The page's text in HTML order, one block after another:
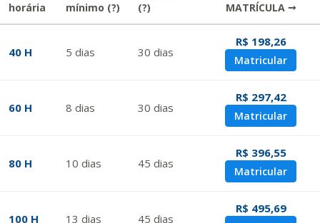
horária
mínimo (?)
(?)
MATRÍCULA →
40 H 5 dias 30 dias
R$ 198,26
Matricular
60 H 8 dias 30 dias
R$ 297,42
Matricular
80 H 10 dias 45 dias
R$ 396,55
Matricular
100 H 13 dias 45 dias
R$ 495,69